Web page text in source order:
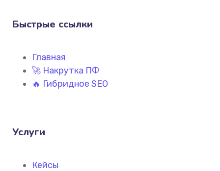
Быстрые ссылки
Главная
🚀 Накрутка ПФ
🔥 Гибридное SEO
Услуги
Кейсы